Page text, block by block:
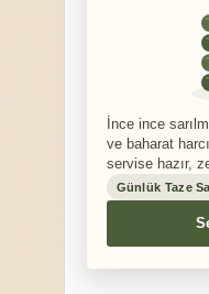
İnce ince
ve baharat
servise hazır,
Günlük Taze